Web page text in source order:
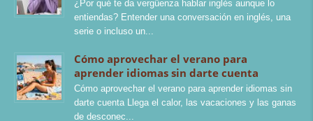
¿Por qué te da vergüenza hablar inglés aunque lo
entiendas? Entender una conversación en inglés, una
serie o incluso un
Cómo aprovechar el verano para
aprender idiomas sin darte cuenta
Cómo aprovechar el verano para aprender idiomas sin
darte cuenta Llega el calor, las vacaciones y las ganas
de desconec